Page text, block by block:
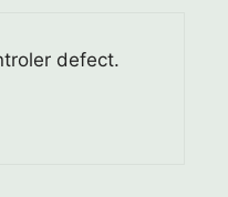
defect.